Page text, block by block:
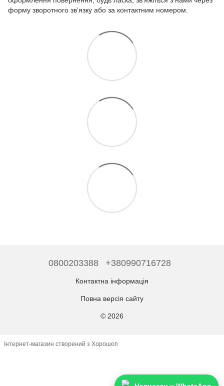
форму зворотного зв’язку або за контактним номером.
0800203388 +380990716728
Контактна інформація
Повна версія сайту
© 2026
Інтернет-магазин створений з Хорошоп